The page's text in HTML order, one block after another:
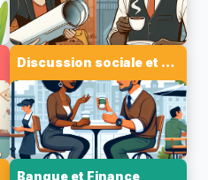
Discussion sociale et conversation légère
Banque et Finance